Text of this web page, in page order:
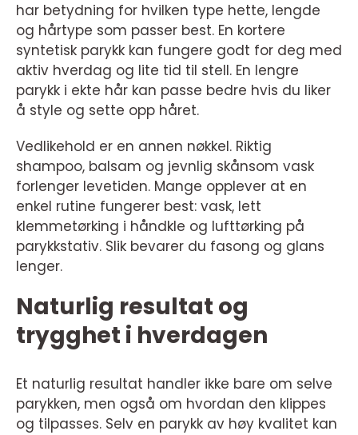
har betydning for hvilken type hette, lengde
og hårtype som passer best. En kortere
syntetisk parykk kan fungere godt for deg med
aktiv hverdag og lite tid til stell. En lengre
parykk i ekte hår kan passe bedre hvis du liker
å style og sette opp håret.
Vedlikehold er en annen nøkkel. Riktig
shampoo, balsam og jevnlig skånsom vask
forlenger levetiden. Mange opplever at en
enkel rutine fungerer best: vask, lett
klemmetørking i håndkle og lufttørking på
parykkstativ. Slik bevarer du fasong og glans
lenger.
Naturlig resultat og
trygghet i hverdagen
Et naturlig resultat handler ikke bare om selve
parykken, men også om hvordan den klippes
og tilpasses. Selv en parykk av høy kvalitet kan